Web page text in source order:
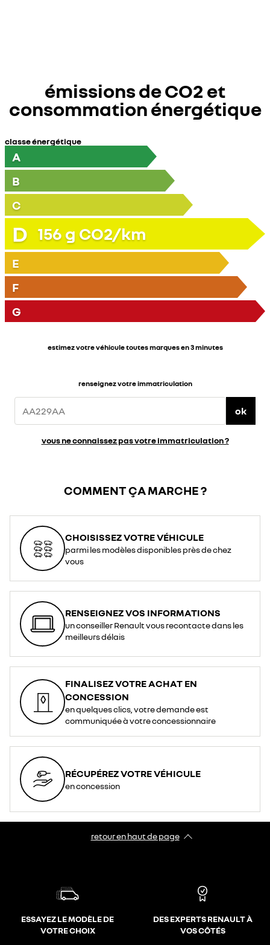
émissions de CO2 et
consommation énergétique
classe énergétique
A
B
C
D 156 g CO2/km
E
F
G
estimez votre véhicule toutes marques en 3 minutes
renseignez votre immatriculation
ok
vous ne connaissez pas votre immatriculation ?
COMMENT ÇA MARCHE ?
CHOISISSEZ VOTRE VÉHICULE
parmi les modèles disponibles près de chez
vous
RENSEIGNEZ VOS INFORMATIONS
un conseiller Renault vous recontacte dans les
meilleurs délais
FINALISEZ VOTRE ACHAT EN
CONCESSION
en quelques clics, votre demande est
communiquée à votre concessionnaire
RÉCUPÉREZ VOTRE VÉHICULE
en concession
retour en haut de page​
ESSAYEZ LE MODÈLE DE
VOTRE CHOIX
DES EXPERTS RENAULT À
VOS CÔTÉS